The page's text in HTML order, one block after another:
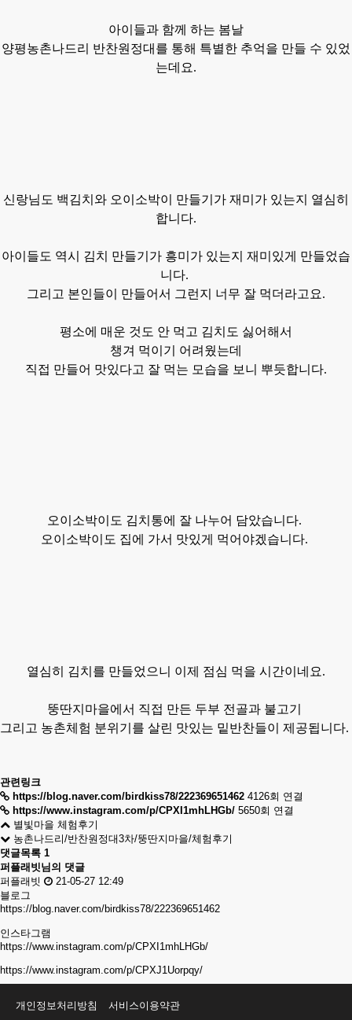
아이들과 함께 하는 봄날
양평농촌나드리 반찬원정대를 통해 특별한 추억을 만들 수 있었
는데요.
신랑님도 백김치와 오이소박이
만들기가 재미가 있는지 열심히
합니다.
아이들도 역시 김치 만들기가 흥미가 있는지 재미있게 만들었습
니다.
그리고 본인들이 만들어서 그런지 너무 잘 먹더라고요.
평소에 매운 것도 안 먹고 김치도 싫어해서
챙겨 먹이기 어려웠는데
직접 만들어 맛있다고 잘 먹는 모습을 보니 뿌듯합니다.
오이소박이도 김치통에 잘 나누어 담았습니다.
오이소박이도 집에 가서 맛있게 먹어야겠습니다.
열심히 김치를 만들었으니 이제 점심 먹을 시간이네요.
뚱딴지마을에서 직접 만든 두부 전골과 불고기
그리고 농촌체험 분위기를 살린 맛있는 밑반찬들이 제공됩니다.
관련링크
https://blog.naver.com/birdkiss78/222369651462 4126회 연결
https://www.instagram.com/p/CPXI1mhLHGb/ 5650회 연결
별빛마을 체험후기
농촌나드리/반찬원정대3차/뚱딴지마을/체험후기
댓글목록 1
퍼플래빗님의 댓글
퍼플래빗
21-05-27 12:49
블로그
https://blog.naver.com/birdkiss78/222369651462
인스타그램
https://www.instagram.com/p/CPXI1mhLHGb/
https://www.instagram.com/p/CPXJ1Uorpqy/
개인정보처리방침 서비스이용약관